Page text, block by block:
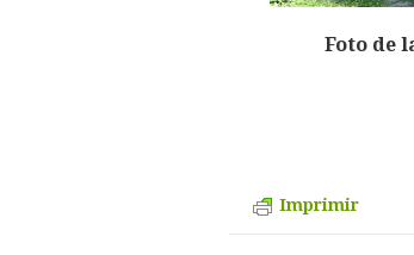
Foto de
Imprimir